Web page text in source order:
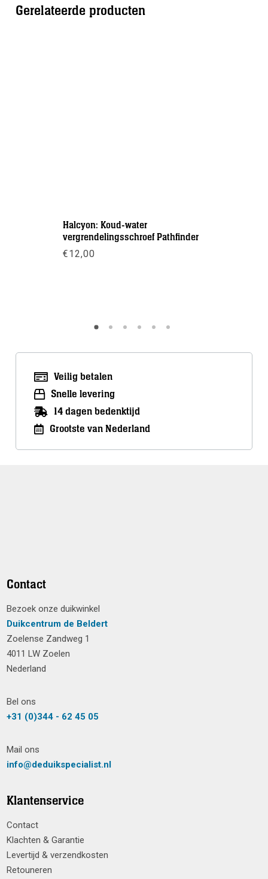
Gerelateerde producten
Halcyon: Koud-water
vergrendelingsschroef Pathfinder
€12,00
Veilig betalen
Snelle levering
14 dagen bedenktijd
Grootste van Nederland
Contact
Bezoek onze duikwinkel
Duikcentrum de Beldert
Zoelense Zandweg 1
4011 LW Zoelen
Nederland
Bel ons
+31 (0)344 - 62 45 05
Mail ons
info@deduikspecialist.nl
Klantenservice
Contact
Klachten & Garantie
Levertijd & verzendkosten
Retouneren